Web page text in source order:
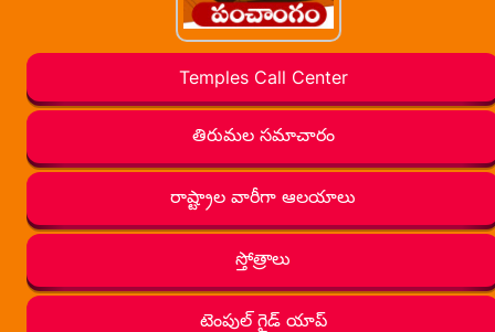
Temples Call Center
తిరుమల సమాచారం
రాష్ట్రాల వారీగా ఆలయాలు
స్తోత్రాలు
టెంపుల్ గైడ్ యాప్